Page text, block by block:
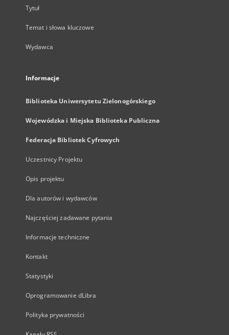
Tytuł
Temat i słowa kluczowe
Wydawca
Informacje
Biblioteka Uniwersytetu Zielonogórskiego
Wojewódzka i Miejska Biblioteka Publiczna
Federacja Bibliotek Cyfrowych
Uczestnicy Projektu
Opis projektu
Dla autorów i wydawców
Najczęściej zadawane pytania
Informacje techniczne
Kontakt
Statystyki
Oprogramowanie dLibra
Polityka prywatności